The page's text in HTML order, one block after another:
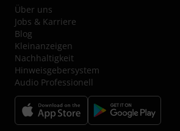
Über uns
Jobs & Karriere
Blog
Kleinanzeigen
Nachhaltigkeit
Hinweisgebersystem
Audio Professionell